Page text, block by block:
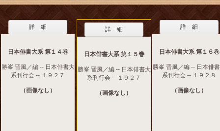
詳 細
日本俳書大系 第１４巻
勝峯 晋風／編 -- 日本俳書大
系刊行会 -- １９２７
（画像なし）
詳 細
日本俳書大系 第１５巻
勝峯 晋風／編 -- 日本俳書大
系刊行会 -- １９２７
（画像なし）
詳 細
日本俳書大系 第１６巻
勝峯 晋風／編 -- 日本俳
系刊行会 -- １９２８
（画像なし）